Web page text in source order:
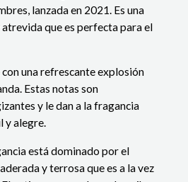
lanzada en 2021. Es una
que es perfecta para el
una refrescante explosión
Estas notas son
y le dan a la fragancia
y alegre.
está dominado por el
y terrosa que es a la vez